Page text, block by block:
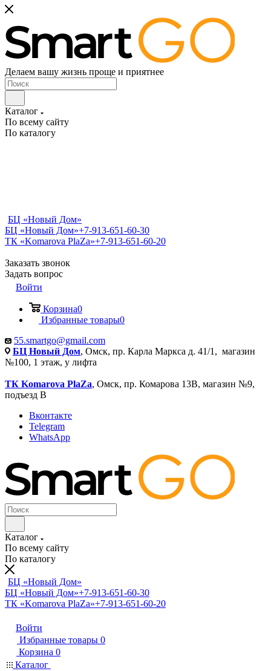
Делаем вашу жизнь проще и приятнее
Каталог
По всему сайту
По каталогу
БЦ «Новый Дом»
БЦ «Новый Дом»+7-913-651-60-30
ТК «Komarova PlaZa»+7-913-651-60-20
Заказать звонок
Задать вопрос
Войти
Корзина0
Избранные товары0
55.smartgo@gmail.com
БЦ Новый Дом, Омск, пр. Карла Маркса д. 41/1, магазин
№100, 1 этаж, у лифта
ТК Komarova PlaZa, Омск, пр. Комарова 13В, магазин №9,
подъезд В
Вконтакте
Telegram
WhatsApp
Каталог
По всему сайту
По каталогу
БЦ «Новый Дом»
БЦ «Новый Дом»+7-913-651-60-30
ТК «Komarova PlaZa»+7-913-651-60-20
Войти
Избранные товары 0
Корзина 0
Каталог